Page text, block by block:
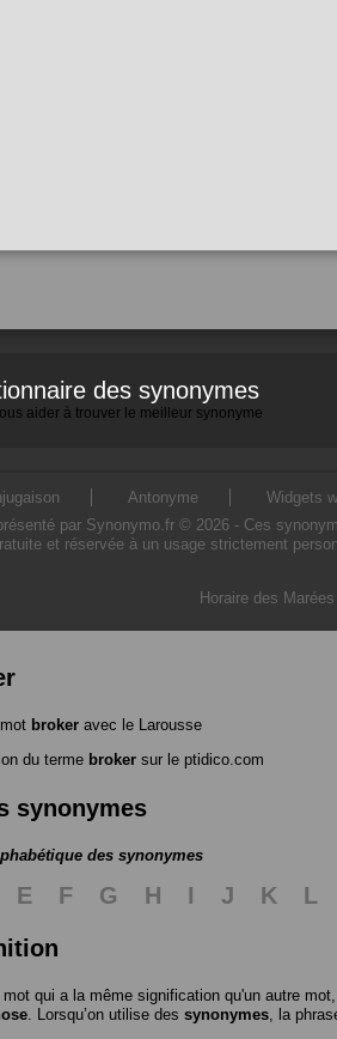
des synonymes
aider à trouver le meilleur synonyme
Antonyme Widgets
par Synonymo.fr © 2026 - Ces
et réservée à un usage strictement
Horaire des Marées
broker avec le Larousse
du terme broker sur le ptidico.com
synonymes
des synonymes
E F G H I J K L
qui a la même signification qu'un autre
. Lorsqu’on utilise des synonymes , la